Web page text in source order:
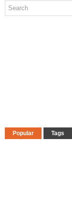
Popular Tags